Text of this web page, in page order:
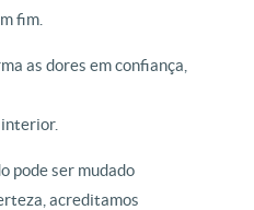
fim.
as dores em confiança,
pode ser mudado
acreditamos